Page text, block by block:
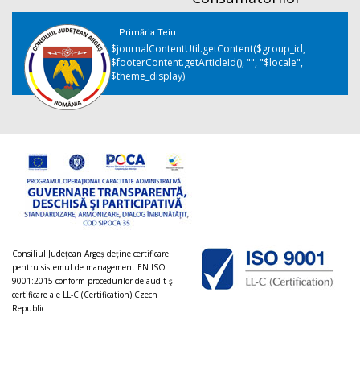
Primăria Teiu
$journalContentUtil.getContent($group_id,
$footerContent.getArticleId(), "", "$locale",
$theme_display)
Consiliul Judeţean Argeș deţine certificare
pentru sistemul de management EN ISO
9001:2015 conform procedurilor de audit şi
certificare ale LL-C (Certification) Czech
Republic